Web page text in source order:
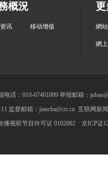
概況
讯 移动增值 網
網
话：010-67401009 举报邮箱：
监督邮箱：jiancha@cri.cn 互联网新
播视听节目许可证 0102002 京ICP